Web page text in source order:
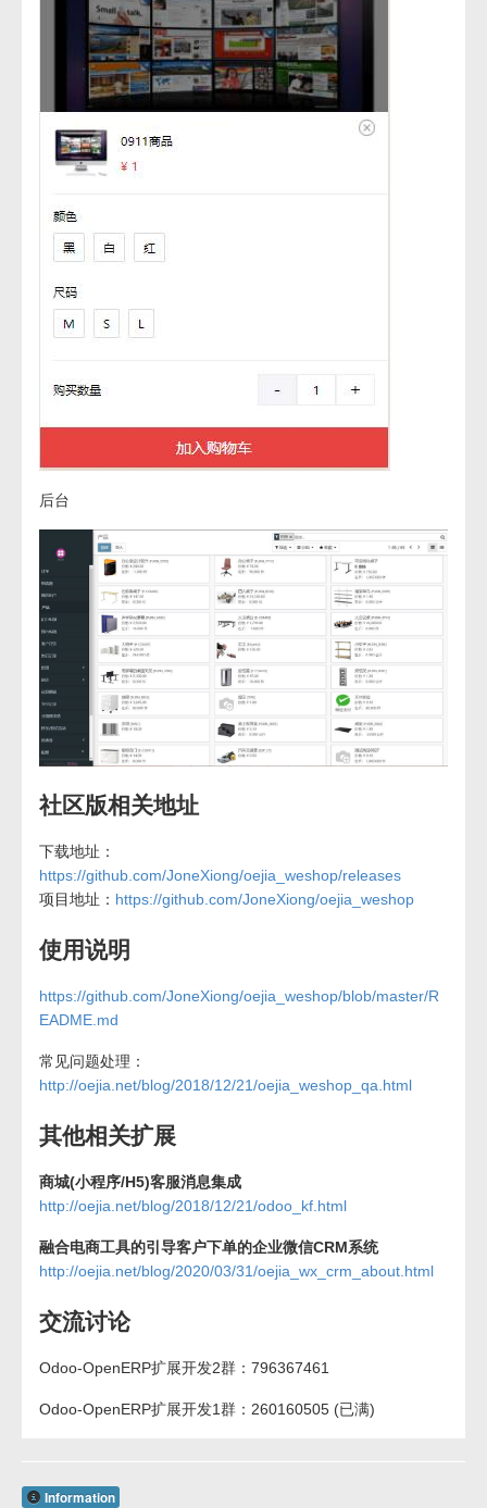
后台
社区版相关地址
下载地址：
https://github.com/JoneXiong/oejia_weshop/releases
项目地址： https://github.com/JoneXiong/oejia_weshop
使用说明
https://github.com/JoneXiong/oejia_weshop/blob/master/R
EADME.md
常见问题处理：
http://oejia.net/blog/2018/12/21/oejia_weshop_qa.html
其他相关扩展
商城(小程序/H5)客服消息集成
http://oejia.net/blog/2018/12/21/odoo_kf.html
融合电商工具的引导客户下单的企业微信CRM系统
http://oejia.net/blog/2020/03/31/oejia_wx_crm_about.html
交流讨论
Odoo-OpenERP扩展开发2群：796367461
Odoo-OpenERP扩展开发1群：260160505 (已满)
Information